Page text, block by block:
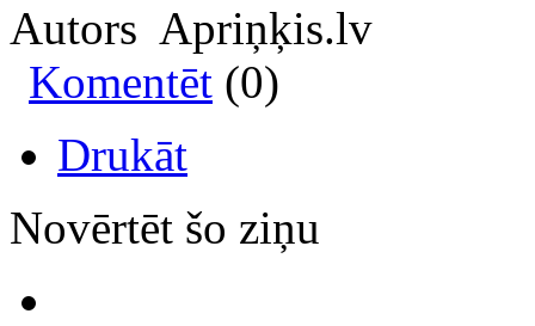
Autors Apriņķis.lv
Komentēt (0)
Drukāt
Novērtēt šo ziņu